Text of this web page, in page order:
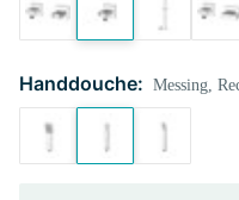
Handdouche: Messing,